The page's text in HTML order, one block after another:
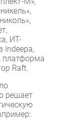
ИТ-
Indeepa,
платформа
Raft.
решает